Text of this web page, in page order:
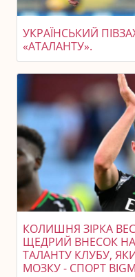
УКРАЇНСЬКИЙ
«АТАЛАНТУ».
КОЛИШНЯ ЗІРКА
ЩЕДРИЙ ВНЕСОК
ТАЛАНТУ КЛУБУ,
МОЗКУ - СПОРТ